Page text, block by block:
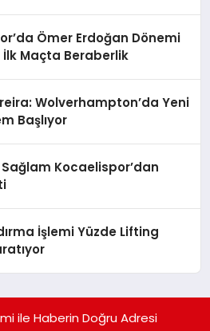
Ömer Erdoğan Dönemi
İlk Maçta Beraberlik
Wolverhampton’da Yeni
Başlıyor
Kocaelispor’dan
İşlemi Yüzde Lifting
ile Haberin Doğru Adresi